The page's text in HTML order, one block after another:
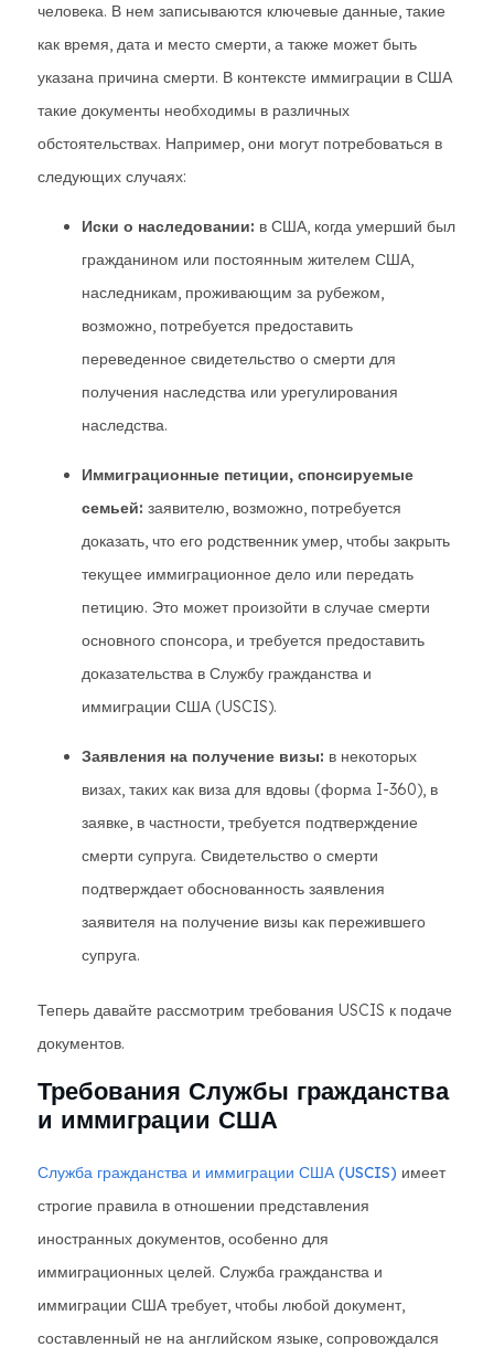
человека. В нем записываются ключевые данные, такие
как время, дата и место смерти, а также может быть
указана причина смерти. В контексте иммиграции в США
такие документы необходимы в различных
обстоятельствах. Например, они могут потребоваться в
следующих случаях:
Иски о наследовании: в США, когда умерший был
гражданином или постоянным жителем США,
наследникам, проживающим за рубежом,
возможно, потребуется предоставить
переведенное свидетельство о смерти для
получения наследства или урегулирования
наследства.
Иммиграционные петиции, спонсируемые
семьей: заявителю, возможно, потребуется
доказать, что его родственник умер, чтобы закрыть
текущее иммиграционное дело или передать
петицию. Это может произойти в случае смерти
основного спонсора, и требуется предоставить
доказательства в Службу гражданства и
иммиграции США (USCIS).
Заявления на получение визы: в некоторых
визах, таких как виза для вдовы (форма I-360), в
заявке, в частности, требуется подтверждение
смерти супруга. Свидетельство о смерти
подтверждает обоснованность заявления
заявителя на получение визы как пережившего
супруга.
Теперь давайте рассмотрим требования USCIS к подаче
документов.
Требования Службы гражданства
и иммиграции США
Служба гражданства и иммиграции США (USCIS) имеет
строгие правила в отношении представления
иностранных документов, особенно для
иммиграционных целей. Служба гражданства и
иммиграции США требует, чтобы любой документ,
составленный не на английском языке, сопровождался